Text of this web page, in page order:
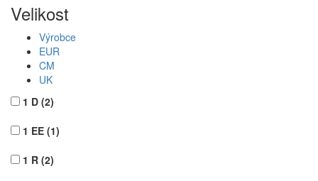
Velikost
Výrobce
EUR
CM
UK
1 D (2)
1 EE (1)
1 R (2)